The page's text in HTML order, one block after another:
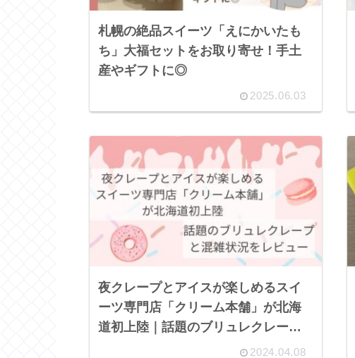
札幌の絶品スイーツ「えにかいたも
ち」大福セットをお取り寄せ！手土
産やギフトに◎
2025.06.03
夜クレープとアイスが楽しめるスイ
ーツ専門店「クリーム本舗」が北海
道初上陸｜話題のブリュレクレープ
2024.04.08